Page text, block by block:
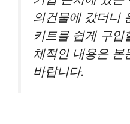
의건물에 갔더니
키트를 쉽게 구입
체적인 내용은 본
바랍니다.